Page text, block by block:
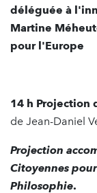
déléguée à
Martine
pour l'Europe
14 h Projection
de Jean-Daniel
Projection
Citoyennes
Philosophie.